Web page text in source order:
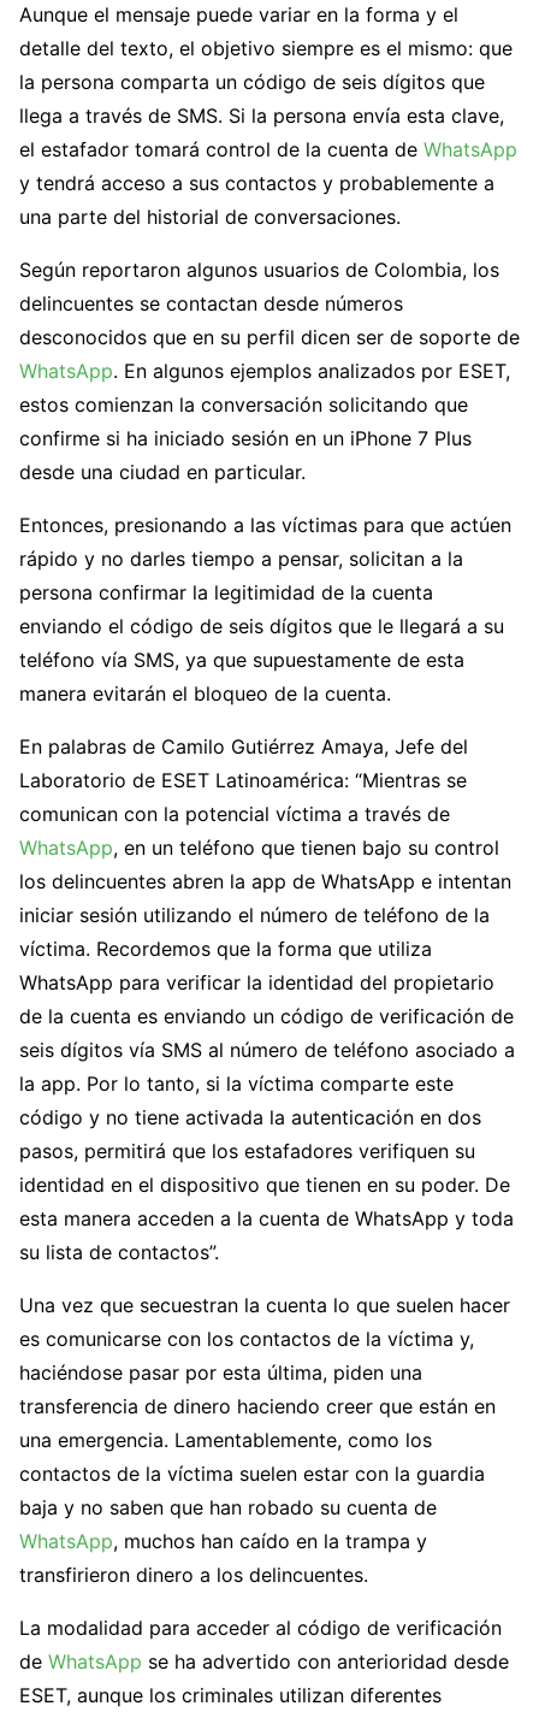
Aunque el mensaje puede variar en la forma y el
detalle del texto, el objetivo siempre es el mismo: que
la persona comparta un código de seis dígitos que
llega a través de SMS. Si la persona envía esta clave,
el estafador tomará control de la cuenta de WhatsApp
y tendrá acceso a sus contactos y probablemente a
una parte del historial de conversaciones.
Según reportaron algunos usuarios de Colombia, los
delincuentes se contactan desde números
desconocidos que en su perfil dicen ser de soporte de
WhatsApp. En algunos ejemplos analizados por ESET,
estos comienzan la conversación solicitando que
confirme si ha iniciado sesión en un iPhone 7 Plus
desde una ciudad en particular.
Entonces, presionando a las víctimas para que actúen
rápido y no darles tiempo a pensar, solicitan a la
persona confirmar la legitimidad de la cuenta
enviando el código de seis dígitos que le llegará a su
teléfono vía SMS, ya que supuestamente de esta
manera evitarán el bloqueo de la cuenta.
En palabras de Camilo Gutiérrez Amaya, Jefe del
Laboratorio de ESET Latinoamérica: “Mientras se
comunican con la potencial víctima a través de
WhatsApp, en un teléfono que tienen bajo su control
los delincuentes abren la app de WhatsApp e intentan
iniciar sesión utilizando el número de teléfono de la
víctima. Recordemos que la forma que utiliza
WhatsApp para verificar la identidad del propietario
de la cuenta es enviando un código de verificación de
seis dígitos vía SMS al número de teléfono asociado a
la app. Por lo tanto, si la víctima comparte este
código y no tiene activada la autenticación en dos
pasos, permitirá que los estafadores verifiquen su
identidad en el dispositivo que tienen en su poder. De
esta manera acceden a la cuenta de WhatsApp y toda
su lista de contactos”.
Una vez que secuestran la cuenta lo que suelen hacer
es comunicarse con los contactos de la víctima y,
haciéndose pasar por esta última, piden una
transferencia de dinero haciendo creer que están en
una emergencia. Lamentablemente, como los
contactos de la víctima suelen estar con la guardia
baja y no saben que han robado su cuenta de
WhatsApp, muchos han caído en la trampa y
transfirieron dinero a los delincuentes.
La modalidad para acceder al código de verificación
de WhatsApp se ha advertido con anterioridad desde
ESET, aunque los criminales utilizan diferentes